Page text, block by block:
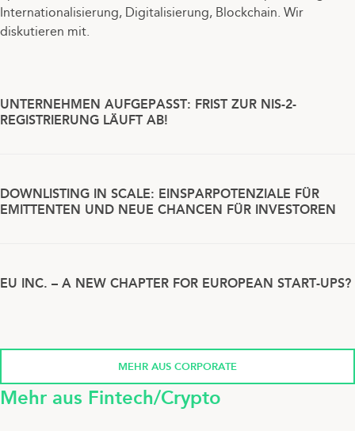
Internationalisierung, Digitalisierung, Blockchain. Wir
diskutieren mit.
UNTERNEHMEN AUFGEPASST: FRIST ZUR NIS-2-
REGISTRIERUNG LÄUFT AB!
DOWNLISTING IN SCALE: EINSPARPOTENZIALE FÜR
EMITTENTEN UND NEUE CHANCEN FÜR INVESTOREN
EU INC. – A NEW CHAPTER FOR EUROPEAN START-UPS?
MEHR AUS CORPORATE
Mehr aus Fintech/Crypto